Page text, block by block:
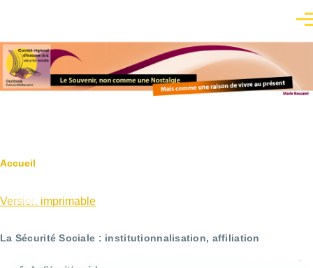
Fil
d'Ariane
Accueil
Version imprimable
La Sécurité Sociale : institutionnalisation, affiliation